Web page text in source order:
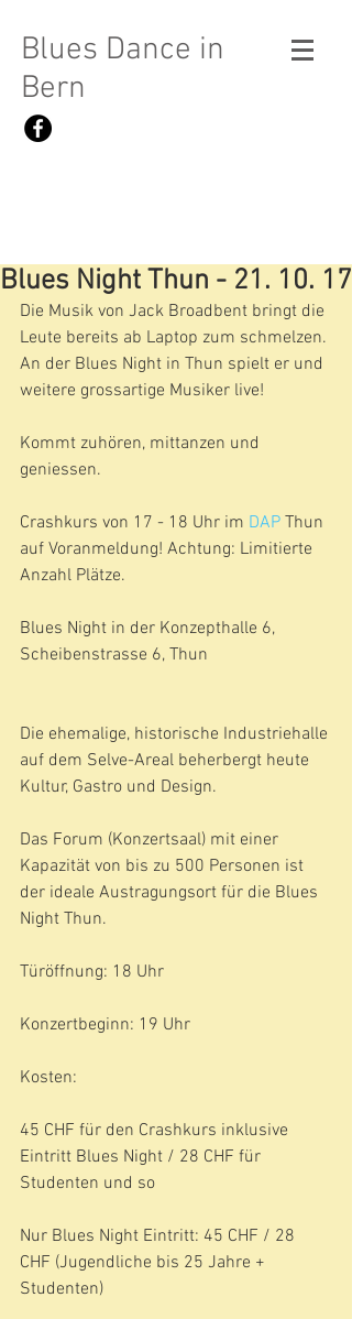
Blues Dance in
Bern
Blues Night Thun - 21. 10. 17
Die Musik von Jack Broadbent bringt die
Leute bereits ab Laptop zum schmelzen.
An der Blues Night in Thun spielt er und
weitere grossartige Musiker live!
Kommt zuhören, mittanzen und
geniessen.
Crashkurs von 17 - 18 Uhr im DAP Thun
auf Voranmeldung! Achtung: Limitierte
Anzahl Plätze.
Blues Night in der Konzepthalle 6,
Scheibenstrasse 6, Thun
Die ehemalige, historische Industriehalle
auf dem Selve-Areal beherbergt heute
Kultur, Gastro und Design.
Das Forum (Konzertsaal) mit einer
Kapazität von bis zu 500 Personen ist
der ideale Austragungsort für die Blues
Night Thun.​
Türöffnung: 18 Uhr
Konzertbeginn: 19 Uhr
Kosten:
45 CHF für den Crashkurs inklusive
Eintritt Blues Night / 28 CHF für
Studenten und so
Nur Blues Night Eintritt: 45 CHF / 28
CHF (Jugendliche bis 25 Jahre +
Studenten)